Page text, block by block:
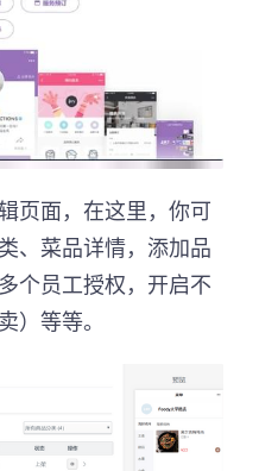
页面，在这里，你可
、菜品详情，添加品
个员工授权，开启不
）等等。